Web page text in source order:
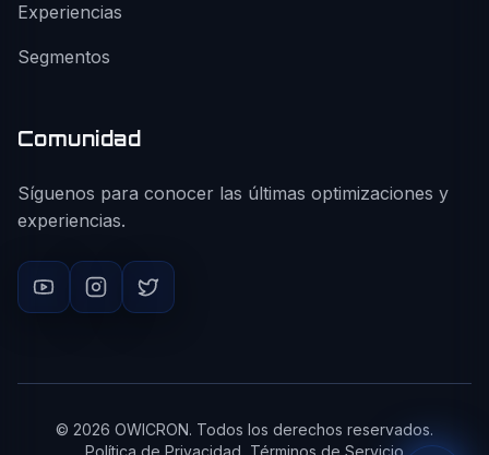
Experiencias
Segmentos
Comunidad
Síguenos para conocer las últimas optimizaciones y
experiencias.
© 2026 OWICRON. Todos los derechos reservados.
Política de Privacidad Términos de Servicio